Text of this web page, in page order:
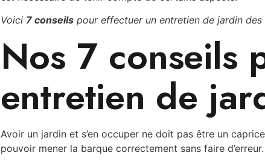
Voici 7 conseilspour effectuer un entretien de jardin des
Nos 7 conseils
entretien de
Avoir un jardin et s’en occuper ne doit pas être un
pouvoir mener la barque correctement sans faire d’erreur.